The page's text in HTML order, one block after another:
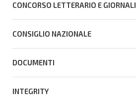
CONCORSO LETTERARIO E
CONSIGLIO NAZIONALE
DOCUMENTI
INTEGRITY